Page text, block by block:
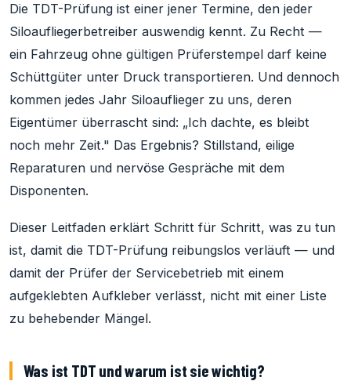
Die TDT-Prüfung ist einer jener Termine, den jeder
Siloaufliegerbetreiber auswendig kennt. Zu Recht —
ein Fahrzeug ohne gültigen Prüferstempel darf keine
Schüttgüter unter Druck transportieren. Und dennoch
kommen jedes Jahr Siloauflieger zu uns, deren
Eigentümer überrascht sind: „Ich dachte, es bleibt
noch mehr Zeit." Das Ergebnis? Stillstand, eilige
Reparaturen und nervöse Gespräche mit dem
Disponenten.
Dieser Leitfaden erklärt Schritt für Schritt, was zu tun
ist, damit die TDT-Prüfung reibungslos verläuft — und
damit der Prüfer der Servicebetrieb mit einem
aufgeklebten Aufkleber verlässt, nicht mit einer Liste
zu behebender Mängel.
Was ist TDT und warum ist sie wichtig?